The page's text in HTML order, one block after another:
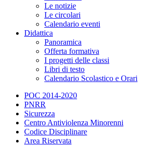
Le notizie
Le circolari
Calendario eventi
Didattica
Panoramica
Offerta formativa
I progetti delle classi
Libri di testo
Calendario Scolastico e Orari
POC 2014-2020
PNRR
Sicurezza
Centro Antiviolenza Minorenni
Codice Disciplinare
Area Riservata